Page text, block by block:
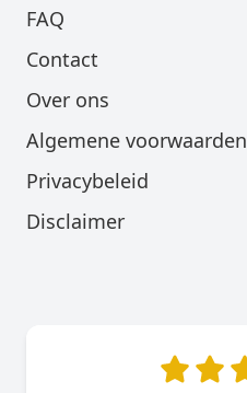
FAQ
Contact
Over ons
Algemene voorwaarden
Privacybeleid
Disclaimer